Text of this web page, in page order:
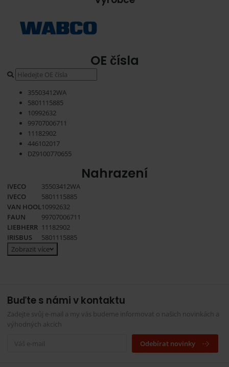
OE čísla
35503412WA
5801115885
10992632
99707006711
11182902
446102017
DZ9100770655
Nahrazení
IVECO
35503412WA
IVECO
5801115885
VAN HOOL10992632
FAUN
99707006711
LIEBHERR 11182902
IRISBUS
5801115885
Zobrazit více
Buďte s námi v kontaktu
Zadejte svůj e-mail a my vás budeme informovat o našich novinkách a
výhodných akcích
Odebírat novinky